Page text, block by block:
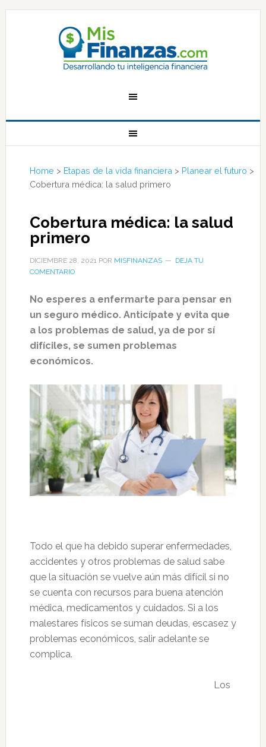
Home > Etapas de la vida financiera > Planear el futuro >
Cobertura médica: la salud primero
Cobertura médica: la salud
primero
DICIEMBRE 28, 2021POR MISFINANZAS
DEJA TU
COMENTARIO
No esperes a enfermarte para pensar en
un seguro médico. Anticípate y evita que
a los problemas de salud, ya de por sí
difíciles, se sumen problemas
económicos.
Todo el que ha debido superar enfermedades,
accidentes y otros problemas de salud sabe
que la situación se vuelve aún más difícil si no
se cuenta con recursos para buena atención
médica, medicamentos y cuidados. Si a los
malestares físicos se suman deudas, escasez y
problemas económicos, salir adelante se
complica.
Los